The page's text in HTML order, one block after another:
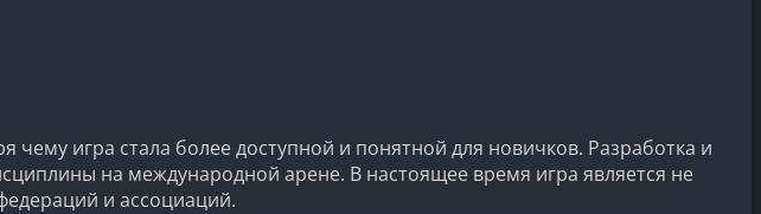
игра стала более доступной и понятной для новичков. Разработка и
на международной арене. В настоящее время игра является не
и ассоциаций.